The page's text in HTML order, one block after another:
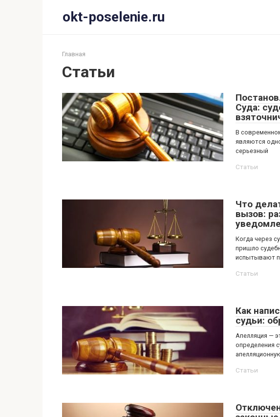
okt-poselenie.ru
Главная
Статьи
Суда:
В
являются
серьезный
Статьи
Что
вызов:
Когда через
пришло
испытывают
Статьи
Как
судьи:
Апелляция —
определения
Статьи